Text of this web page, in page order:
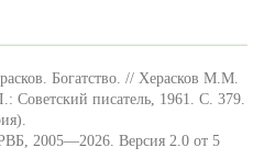
Богатство. // Херасков М.М.
Советский писатель, 1961. С. 379.
2005—2026. Версия 2.0 от 5